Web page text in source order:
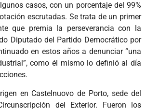
casos, con un porcentaje del 99%
escrutadas. Se trata de un primer
que premia la perseverancia con la
Diputado del Partido Democrático por
en estos años a denunciar “una
como él mismo lo definió al día
en Castelnuovo de Porto, sede del
del Exterior. Fueron los